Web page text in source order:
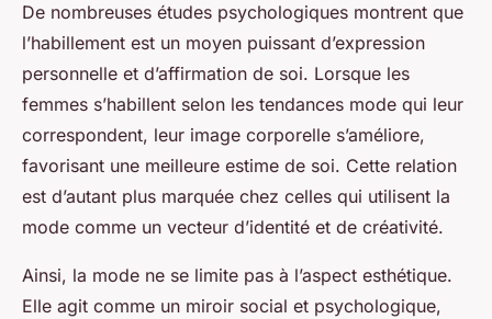
De nombreuses études psychologiques montrent que
l’habillement est un moyen puissant d’expression
personnelle et d’affirmation de soi. Lorsque les
femmes s’habillent selon les tendances mode qui leur
correspondent, leur image corporelle s’améliore,
favorisant une meilleure estime de soi. Cette relation
est d’autant plus marquée chez celles qui utilisent la
mode comme un vecteur d’identité et de créativité.
Ainsi, la mode ne se limite pas à l’aspect esthétique.
Elle agit comme un miroir social et psychologique,